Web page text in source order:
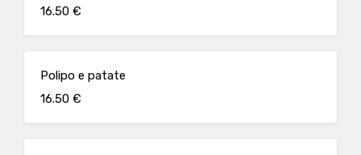
16.50 €
Polipo e patate
16.50 €